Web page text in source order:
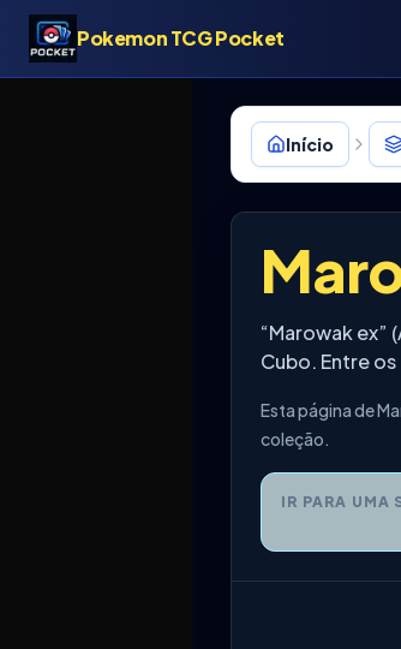
Pokemon TCG Pocket
Início
“Marowak
Cubo. Entre
Esta página de
coleção.
IR PARA UMA